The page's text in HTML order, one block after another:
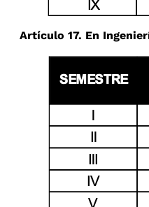
Artículo 17. En